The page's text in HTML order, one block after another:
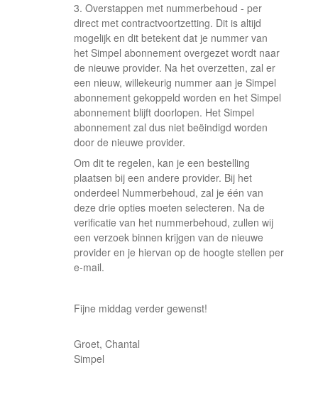
3. Overstappen met nummerbehoud - per
direct met contractvoortzetting. Dit is altijd
mogelijk en dit betekent dat je nummer van
het Simpel abonnement overgezet wordt naar
de nieuwe provider. Na het overzetten, zal er
een nieuw, willekeurig nummer aan je Simpel
abonnement gekoppeld worden en het Simpel
abonnement blijft doorlopen. Het Simpel
abonnement zal dus niet beëindigd worden
door de nieuwe provider.
Om dit te regelen, kan je een bestelling
plaatsen bij een andere provider. Bij het
onderdeel Nummerbehoud, zal je één van
deze drie opties moeten selecteren. Na de
verificatie van het nummerbehoud, zullen wij
een verzoek binnen krijgen van de nieuwe
provider en je hiervan op de hoogte stellen per
e-mail.
Fijne middag verder gewenst!
Groet, Chantal
Simpel